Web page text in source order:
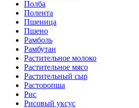
Полба
Полента
Пшеница
Пшено
Рамболь
Рамбутан
Растительное молоко
Растительное мясо
Растительный сыр
Расторопша
Рис
Рисовый уксус